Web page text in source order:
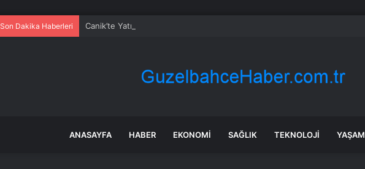
Son Dakika Haberleri Canik’te Yatırımlar Hız Kesmiyor: 20 Bin Hane Fiber İnternete Kavuşuyor
ANASAYFA HABER EKONOMI SAĞLIK TEKNOLOJI YAŞAM